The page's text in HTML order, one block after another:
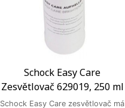
Schock Easy Care
Zesvětlovač 629019, 250 ml
Schock Easy Care zesvětlovač má